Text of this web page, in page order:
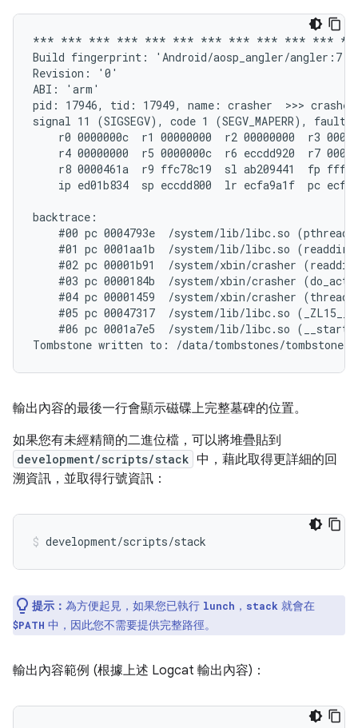
*** *** *** *** *** *** *** *** *** *** ***
Build fingerprint: 'Android/aosp_angler/
Revision: '0'
ABI: 'arm'
pid: 17946, tid: 17949, name: crasher  >>> crasher
signal 11 (SIGSEGV), code 1 (SEGV_MAPERR), fault
r0 0000000c  r1 00000000  r2 00000000  r3
r4 00000000  r5 0000000c  r6 eccdd920  r7
r8 0000461a  r9 ffc78c19  sl ab209441  fp
ip ed01b834  sp eccdd800  lr ecfa9a1f  pc
backtrace:
#00 pc 0004793e  /system/lib/libc.so
#01 pc 0001aa1b  /system/lib/libc.so
#02 pc 00001b91  /system/xbin/crasher
#03 pc 0000184b  /system/xbin/crasher
#04 pc 00001459  /system/xbin/crasher
#05 pc 00047317  /system/lib/libc.so
#06 pc 0001a7e5  /system/lib/libc.so
輸出內容的最後一行會顯示磁碟上完整墓碑的位置。
如果您有未經精簡的二進位檔，可以將堆疊貼到
development/scripts/stack 中，藉此取得更詳細的回
溯資訊，並取得行號資訊：
提示： 為方便起見，如果您已執行 lunch ， stack 就會在
$PATH 中，因此您不需要提供完整路徑。
輸出內容範例 (根據上述 Logcat 輸出內容)：